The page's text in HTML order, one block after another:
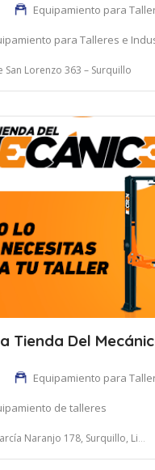
Equipamiento para
para Talleres e
San Lorenzo 363 – Surquillo
Tienda Del
Equipamiento para
de talleres
Naranjo 178, Surquillo, Lima, Perú